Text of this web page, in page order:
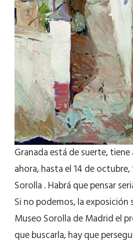
Granada está de suerte, tiene
ahora, hasta el 14 de
Sorolla . Habrá que pensar
Si no podemos, la exposición
Museo Sorolla de Madrid el
que buscarla, hay que